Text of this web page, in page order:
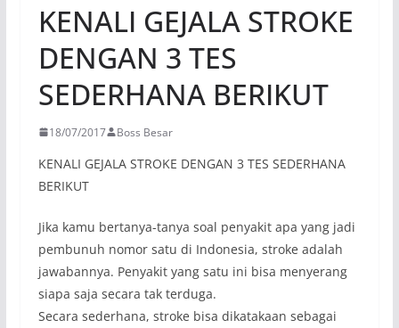
KENALI GEJALA STROKE
DENGAN 3 TES
SEDERHANA BERIKUT
18/07/2017 Boss Besar
KENALI GEJALA STROKE DENGAN 3 TES SEDERHANA
BERIKUT
Jika kamu bertanya-tanya soal penyakit apa yang jadi
pembunuh nomor satu di Indonesia, stroke adalah
jawabannya. Penyakit yang satu ini bisa menyerang
siapa saja secara tak terduga.
Secara sederhana, stroke bisa dikatakaan sebagai